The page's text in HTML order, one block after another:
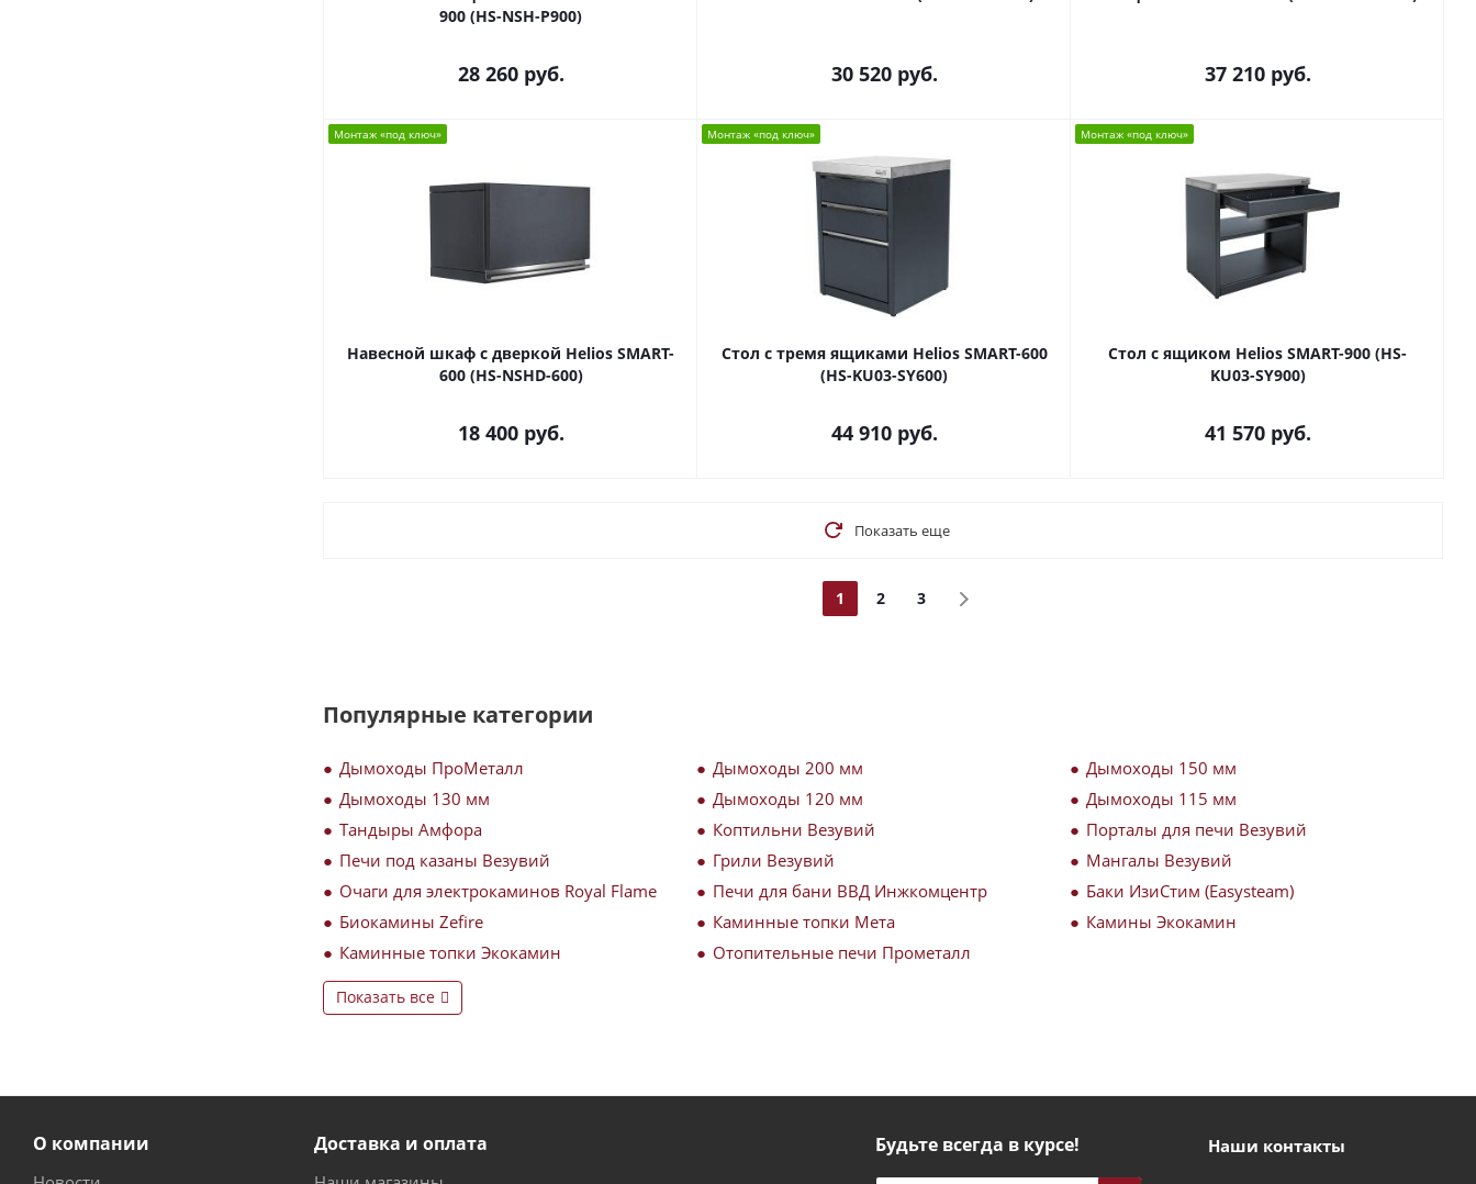
900 (HS-NSH-P900)
28 260руб. 30 520руб. 37 210руб.
Монтаж «под ключ»
Навесной шкаф с дверкой Helios SMART-
600 (HS-NSHD-600)
18 400руб.
Монтаж «под ключ»
Стол с тремя ящиками Helios SMART-600
(HS-KU03-SY600)
44 910руб.
Монтаж «под ключ»
Стол с ящиком Helios SMART-900 (HS-
KU03-SY900)
41 570руб.
Показать еще
1 2 3
Популярные категории
Дымоходы ПроМеталл Дымоходы 200 мм
Дымоходы 150 мм
Дымоходы 130 мм
Дымоходы 120 мм
Дымоходы 115 мм
Тандыры Амфора
Коптильни Везувий
Порталы для печи Везувий
Печи под казаны Везувий
Грили Везувий
Мангалы Везувий
Очаги для электрокаминов Royal Flame
Печи для бани ВВД Инжкомцентр
Баки ИзиСтим (Easysteam)
Биокамины Zefire
Каминные топки Мета
Камины Экокамин
Каминные топки Экокамин
Отопительные печи Прометалл
Показать все
О компании Доставка и оплата Будьте всегда в курсе! Наши контакты